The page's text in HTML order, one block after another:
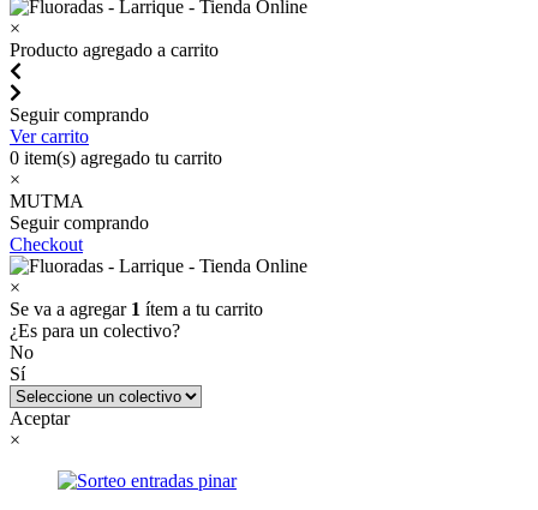
×
Producto agregado a carrito
Seguir comprando
Ver carrito
0 item(s) agregado tu carrito
×
MUTMA
Seguir comprando
Checkout
×
Se va a agregar 1 ítem a tu carrito
¿Es para un colectivo?
No
Sí
Aceptar
×